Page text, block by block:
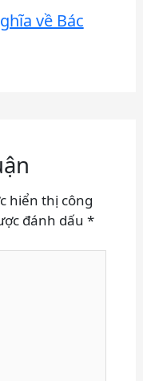
về Bác
hiển thị công
đánh dấu *